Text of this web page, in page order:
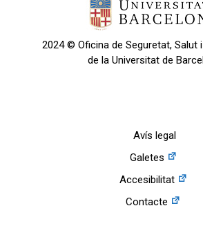
2024 © Oficina de Seguretat, Salut
de la Universitat de
Avís legal
Galetes
Accesibilitat
Contacte